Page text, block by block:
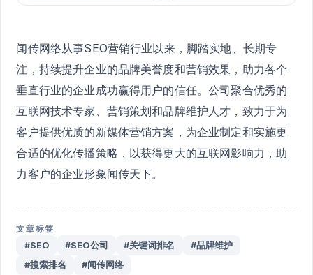
闻传网络从事SEO营销行业以来，脚踏实地、长期专
注，持续提升企业的品牌美誉度和营销效果，助力各个
垂直行业的企业成功赢得用户的信任。公司聚合优秀的
互联网技术专家、营销策划和品牌维护人才，致力于为
客户提供优质的新媒体营销方案，为企业制定和实施更
合适的优化传播策略，以获得更大的互联网影响力，助
力客户的企业形象闻传天下。
文章标签
#SEO #SEO公司 #关键词排名
#品牌维护
#搜索排名
#闻传网络